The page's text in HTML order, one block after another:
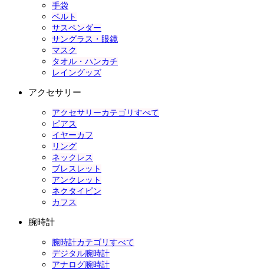
手袋
ベルト
サスペンダー
サングラス・眼鏡
マスク
タオル・ハンカチ
レイングッズ
アクセサリー
アクセサリーカテゴリすべて
ピアス
イヤーカフ
リング
ネックレス
ブレスレット
アンクレット
ネクタイピン
カフス
腕時計
腕時計カテゴリすべて
デジタル腕時計
アナログ腕時計